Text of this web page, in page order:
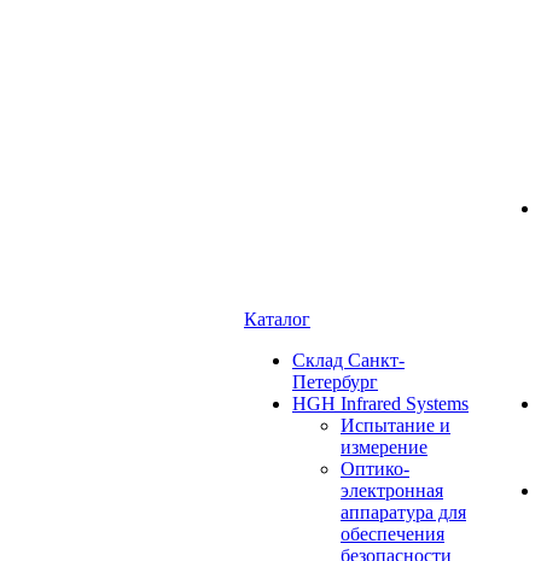
Каталог
Cклад Санкт-
Петербург
HGH Infrared Systems
Испытание и
измерение
Оптико-
электронная
аппаратура для
обеспечения
безопасности